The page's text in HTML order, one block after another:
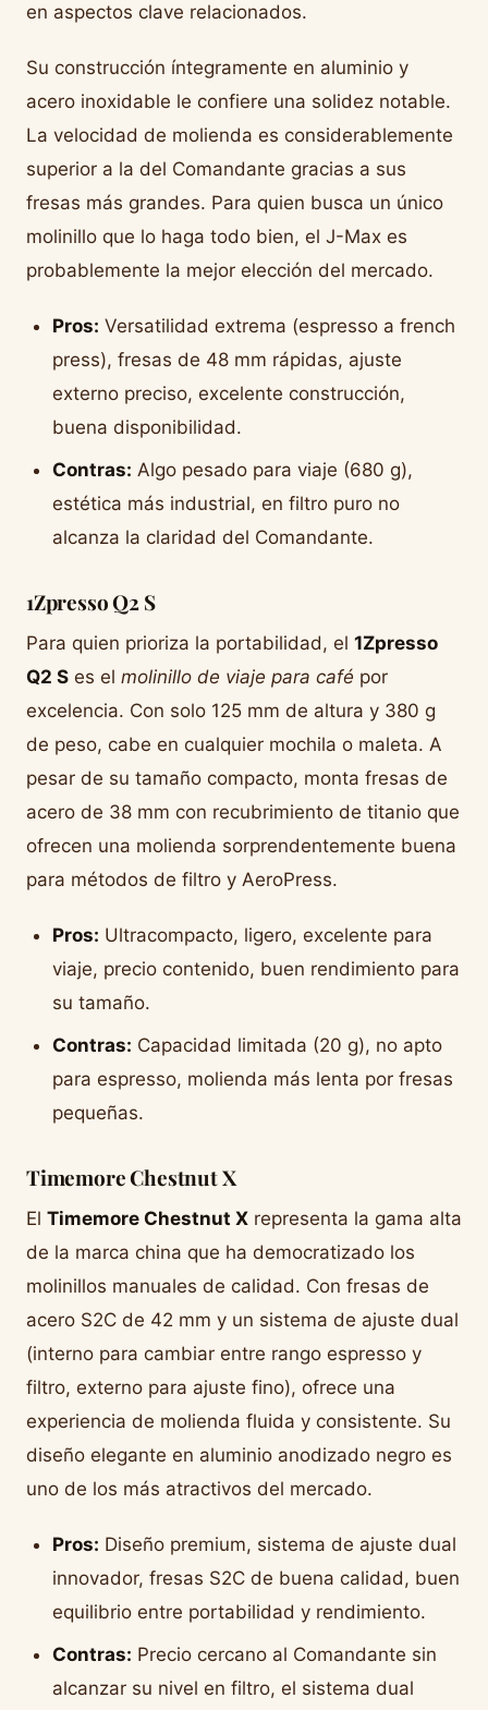
en aspectos clave relacionados.
Su construcción íntegramente en aluminio y
acero inoxidable le confiere una solidez notable.
La velocidad de molienda es considerablemente
superior a la del Comandante gracias a sus
fresas más grandes. Para quien busca un único
molinillo que lo haga todo bien, el J-Max es
probablemente la mejor elección del mercado.
Pros: Versatilidad extrema (espresso a french
press), fresas de 48 mm rápidas, ajuste
externo preciso, excelente construcción,
buena disponibilidad.
Contras: Algo pesado para viaje (680 g),
estética más industrial, en filtro puro no
alcanza la claridad del Comandante.
1Zpresso Q2 S
Para quien prioriza la portabilidad, el 1Zpresso
Q2 S es el molinillo de viaje para café por
excelencia. Con solo 125 mm de altura y 380 g
de peso, cabe en cualquier mochila o maleta. A
pesar de su tamaño compacto, monta fresas de
acero de 38 mm con recubrimiento de titanio que
ofrecen una molienda sorprendentemente buena
para métodos de filtro y AeroPress.
Pros: Ultracompacto, ligero, excelente para
viaje, precio contenido, buen rendimiento para
su tamaño.
Contras: Capacidad limitada (20 g), no apto
para espresso, molienda más lenta por fresas
pequeñas.
Timemore Chestnut X
El Timemore Chestnut X representa la gama alta
de la marca china que ha democratizado los
molinillos manuales de calidad. Con fresas de
acero S2C de 42 mm y un sistema de ajuste dual
(interno para cambiar entre rango espresso y
filtro, externo para ajuste fino), ofrece una
experiencia de molienda fluida y consistente. Su
diseño elegante en aluminio anodizado negro es
uno de los más atractivos del mercado.
Pros: Diseño premium, sistema de ajuste dual
innovador, fresas S2C de buena calidad, buen
equilibrio entre portabilidad y rendimiento.
Contras: Precio cercano al Comandante sin
alcanzar su nivel en filtro, el sistema dual